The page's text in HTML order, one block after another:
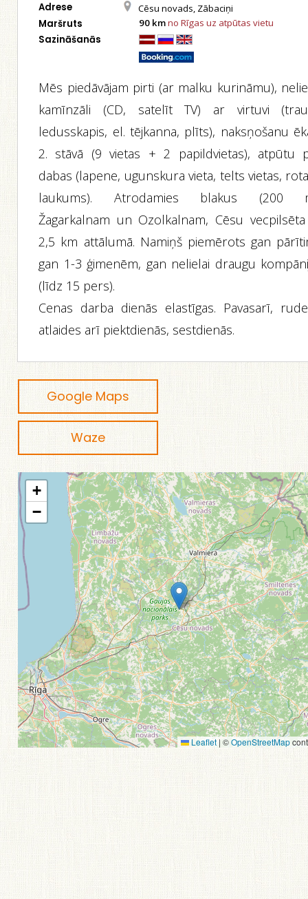
Adrese Cēsu novads, Zābaciņi
Maršruts 90 kmno Rīgas uz atpūtas vietu
Sazināšanās
Mēs piedāvājam pirti (ar malku kurināmu),
kamīnzāli (CD, satelīt TV) ar virtuvi
ledusskapis, el. tējkanna, plīts), naksņošanu
2. stāvā (9 vietas + 2 papildvietas), atpūtu
dabas (lapene, ugunskura vieta, telts vietas,
laukums). Atrodamies blakus (200
Žagarkalnam un Ozolkalnam, Cēsu
2,5 km attālumā. Namiņš piemērots gan
gan 1-3 ģimenēm, gan nelielai draugu
(līdz 15 pers).
Cenas darba dienās elastīgas. Pavasarī,
atlaides arī piektdienās, sestdienās.
Google Maps
Waze
+
−
Leaflet | ©OpenStreetMap